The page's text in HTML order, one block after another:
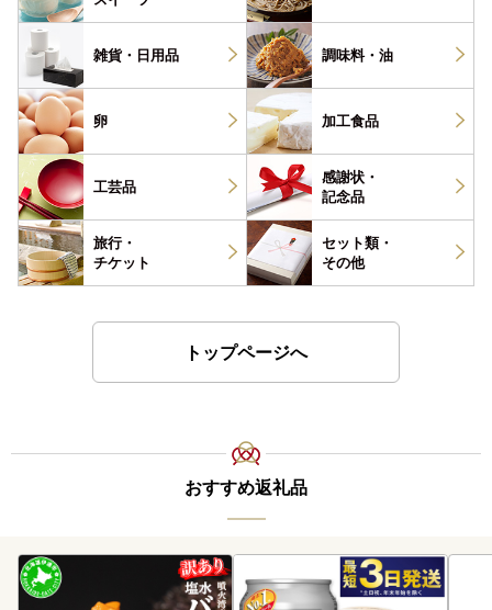
雑貨・ 日用品 調味料・ 油
卵 加工食品
工芸品
感謝状・
記念品
旅行・
チケット
セット類・
その他
トップページへ
おすすめ返礼品